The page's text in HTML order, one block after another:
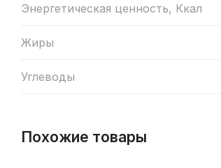
Энергетическая ценность, Ккал
Жиры
Углеводы
Похожие товары